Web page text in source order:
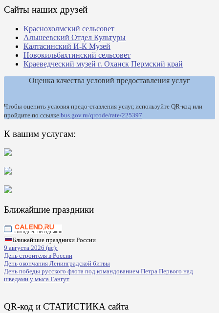
Сайты наших друзей
Краснохолмский сельсовет
Альшеевский Отдел Культуры
Калтасинский И-К Музей
Новокильбахтинский сельсовет
Краеведческий музей г. Оханск Пермский край
Оценка качества условий предоставления услуг
Чтобы оценить условия предо-ставления услуг, используйте QR-код или
пройдите по ссылке bus.gov.ru/qrcode/rate/225397
К вашим услугам:
Ближайшие праздники
Ближайшие праздники России
9 августа 2026 (вс):
День строителя в России
День окончания Ленинградской битвы
День победы русского флота под командованием Петра Первого над
шведами у мыса Гангут
QR-код и СТАТИСТИКА сайта